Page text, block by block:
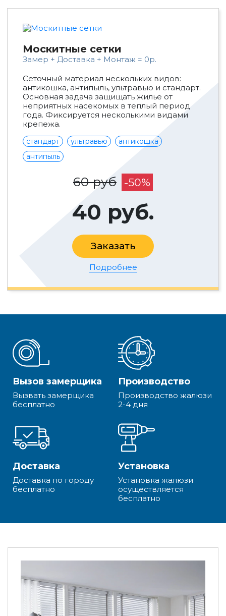
Москитные сетки
Замер + Доставка + Монтаж = 0р.
Сеточный материал нескольких видов:
антикошка, антипыль, ультравью и стандарт.
Основная задача защищать жилье от
неприятных насекомых в теплый период
года. Фиксируется несколькими видами
крепежа.
стандарт ультравью
антикошка
антипыль
60 руб -50%
40 руб.
Заказать
Подробнее
Вызов замерщика
Вызвать замерщика
бесплатно
Производство
Производство жалюзи
2-4 дня
Доставка
Доставка по городу
бесплатно
Установка
Установка жалюзи
осуществляется
бесплатно